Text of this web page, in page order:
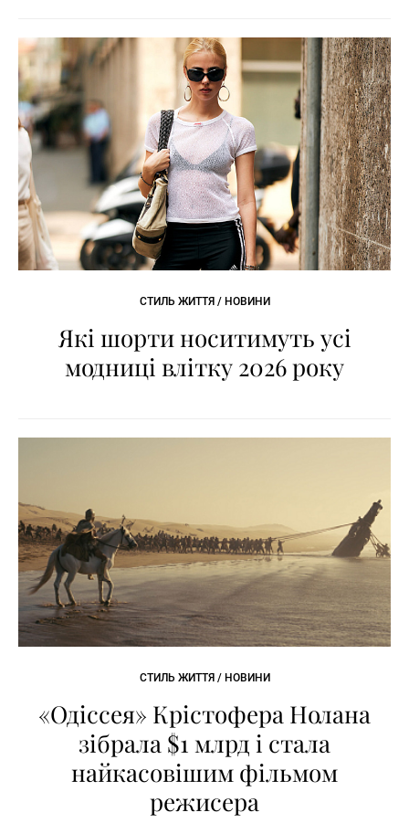
СТИЛЬ ЖИТТЯ / НОВИНИ
Які шорти носитимуть усі
модниці влітку 2026 року
СТИЛЬ ЖИТТЯ / НОВИНИ
«Одіссея» Крістофера Нолана
зібрала $1 млрд і стала
найкасовішим фільмом
режисера